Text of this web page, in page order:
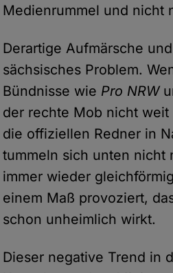
Medienrummel und nicht
Derartige Aufmärsche
sächsisches Problem.
Bündnisse wie Pro NRW
der rechte Mob nicht
die offiziellen Redner in
tummeln sich unten nicht
immer wieder
einem Maß provoziert,
schon unheimlich wirkt.
Dieser negative Trend in